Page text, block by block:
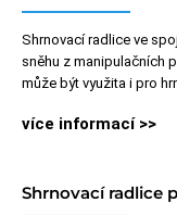
Shrnovací radlice ve
sněhu z manipulačních
může být využita i pro
více informací >>
Shrnovací radlice